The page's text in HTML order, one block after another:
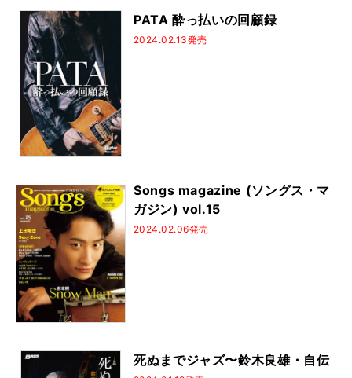
PATA 酔っ払いの回顧録
2024.02.13発売
Songs magazine (ソングス・マ
ガジン) vol.15
2024.02.06発売
死ぬまでジャズ〜鈴木良雄・自伝